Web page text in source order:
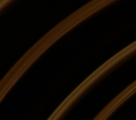
Подготовка и
Выстраивание
Диагностика
Учет и
Управление